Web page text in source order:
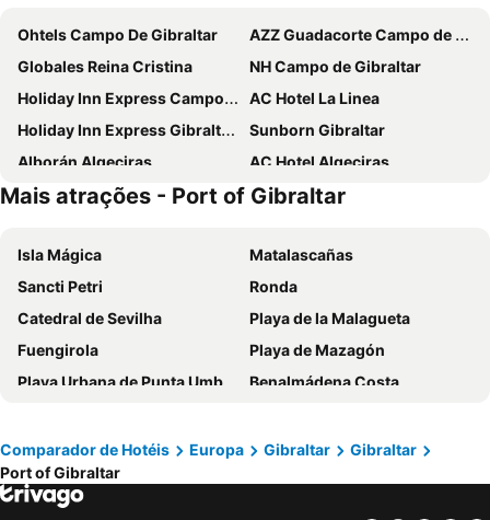
Ohtels Campo De Gibraltar
AZZ Guadacorte Campo de Gibraltar
Globales Reina Cristina
NH Campo de Gibraltar
Holiday Inn Express Campo De Gibraltar - Barrios By Ihg
AC Hotel La Linea
Holiday Inn Express Gibraltar By Ihg
Sunborn Gibraltar
Alborán Algeciras
AC Hotel Algeciras
Suittes Hotel
The Rock Hotel
Sercotel Aura Algeciras
Boat Haus - Casas Flotantes frente a Gibraltar
Apartamentos Vista Real
Hotel Mirador
The Eliott Hotel
Fairmont La Hacienda Costa del Sol
Hotel Marina Victoria
Hotel Miramar
Hotel Montera Plaza
Hotel Encinar de Sotogrande
MiM Sotogrande member of Meliá Collection
Admiral Lodge
Mesón de Sancho
Hostal La Campana
Mais atrações - Port of Gibraltar
Isla Mágica
Matalascañas
Sancti Petri
Ronda
Catedral de Sevilha
Playa de la Malagueta
Fuengirola
Playa de Mazagón
Playa Urbana de Punta Umbría
Benalmádena Costa
Praça de Espanha
Feria de Sevilla
Bairro de Triana
Centro
Comparador de Hotéis Europa Gibraltar
Gibraltar
Port of Gibraltar